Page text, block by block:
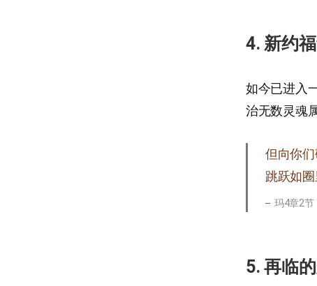
4. 新约
如今已进入
治无数灵魂
但向你
跳跃如圈
玛4章2节
5. 再临